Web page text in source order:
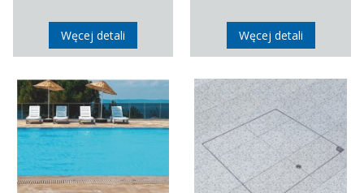
Węcej detali Węcej detali